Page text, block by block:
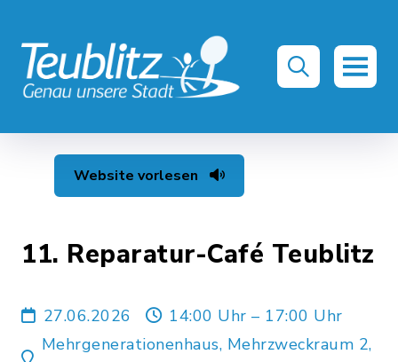
Website vorlesen
11. Reparatur-Café Teublitz
27.06.2026
14:00 Uhr – 17:00 Uhr
Mehrgenerationenhaus, Mehrzweckraum 2,